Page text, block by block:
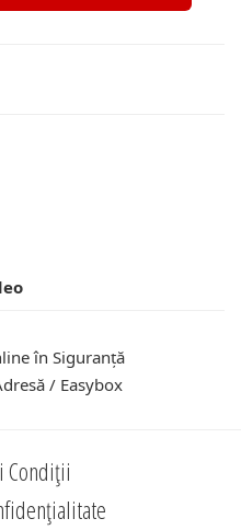
în Siguranță
/ Easybox
Condiții